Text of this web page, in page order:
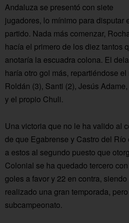
Andaluza se presentó con siete
jugadores, lo mínimo para disputar
partido. Nada más comenzar,
hacía el primero de los diez tantos
anotaría la escuadra colona. El
haría otro gol más, repartiéndose el
Roldán (3), Santi (2), Jesús
y el propio Chuli.
Una victoria que no le ha valido al
de que Egabrense y Castro del Río
a estos al segundo puesto que
Colonial se ha quedado tercero
goles a favor y 22 en contra,
realizado una gran temporada,
subcampeonato.